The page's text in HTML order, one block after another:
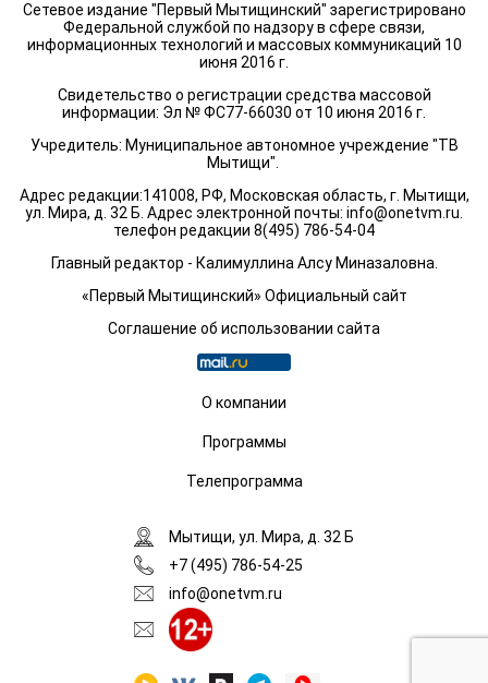
Сетевое издание "Первый Мытищинский" зарегистрировано
Федеральной службой по надзору в сфере связи,
информационных технологий и массовых коммуникаций 10
июня 2016 г.
Свидетельство о регистрации средства массовой
информации: Эл № ФС77-66030 от 10 июня 2016 г.
Учредитель: Муниципальное автономное учреждение "ТВ
Мытищи".
Адрес редакции:141008, РФ, Московская область, г. Мытищи,
ул. Мира, д. 32 Б. Адрес электронной почты: info@onetvm.ru.
телефон редакции 8(495) 786-54-04
Главный редактор - Калимуллина Алсу Миназаловна.
«Первый Мытищинский» Официальный сайт
Соглашение об использовании сайта
О компании
Программы
Телепрограмма
Мытищи, ул. Мира, д. 32 Б
+7 (495) 786-54-25
info@onetvm.ru